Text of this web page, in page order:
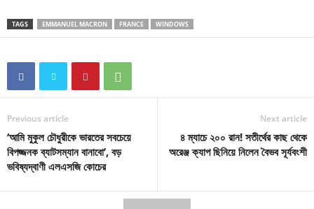
TAGS EMMANUEL MACRON FRANCE WINDOWS
Previous article
‘আমি মুকুল চৌধুরীকে ভারতের সবচেয়ে
বিপজ্জনক ব্যাটসম্যান বানাবো’, বড়
ভবিষ্যদ্বাণী এলএসজি কোচের
Next article
৪ ম্যাচে ২০০ রান! সতীর্থের কাছ থেকে
অরেঞ্জ ক্যাপ ছিনিয়ে নিলেন বৈভব সূর্যবংশী